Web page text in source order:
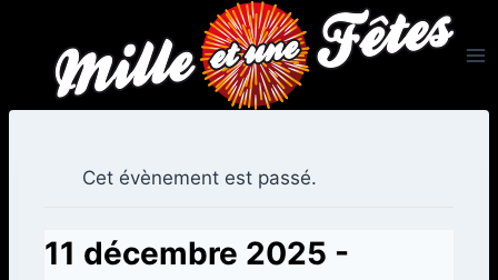
contenu
Cet évènement est passé.
11 décembre 2025 -